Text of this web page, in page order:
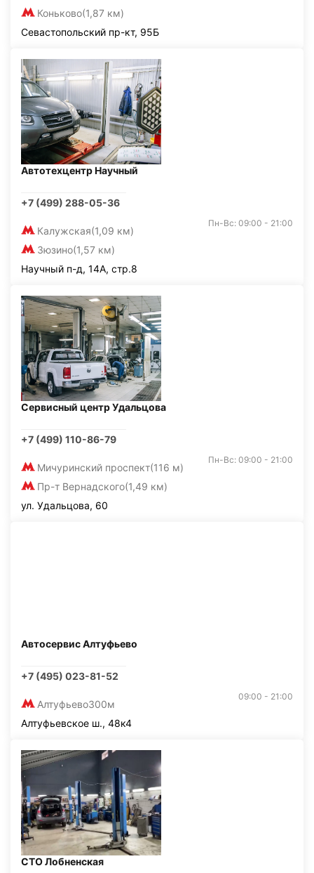
Коньково(1,87 км)
Севастопольский пр-кт, 95Б
Автотехцентр Научный
+7 (499) 288-05-36
Калужская(1,09 км)
Зюзино(1,57 км)
Пн-Вс: 09:00 - 21:00
Научный п-д, 14А, стр.8
Сервисный центр Удальцова
+7 (499) 110-86-79
Мичуринский проспект(116 м)
Пр-т Вернадского(1,49 км)
Пн-Вс: 09:00 - 21:00
ул. Удальцова, 60
Автосервис Алтуфьево
+7 (495) 023-81-52
Алтуфьево300м
09:00 - 21:00
Алтуфьевское ш., 48к4
СТО Лобненская